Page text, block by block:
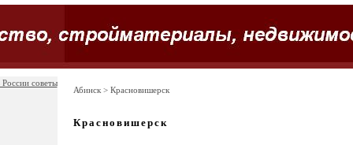
советы
Абинск> Красновишерск
Красновишерск